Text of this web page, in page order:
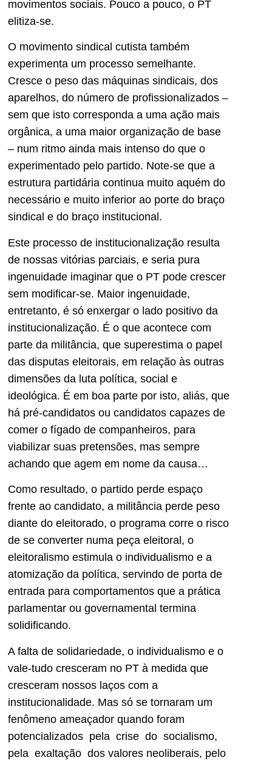
movimentos sociais. Pouco a pouco, o PT
elitiza-se.
O movimento sindical cutista também
experimenta um processo semelhante.
Cresce o peso das máquinas sindicais, dos
aparelhos, do número de profissionalizados –
sem que isto corresponda a uma ação mais
orgânica, a uma maior organização de base
– num ritmo ainda mais intenso do que o
experimentado pelo partido. Note-se que a
estrutura partidária continua muito aquém do
necessário e muito inferior ao porte do braço
sindical e do braço institucional.
Este processo de institucionalização resulta
de nossas vitórias parciais, e seria pura
ingenuidade imaginar que o PT pode crescer
sem modificar-se. Maior ingenuidade,
entretanto, é só enxergar o lado positivo da
institucionalização. É o que acontece com
parte da militância, que superestima o papel
das disputas eleitorais, em relação às outras
dimensões da luta política, social e
ideológica. É em boa parte por isto, aliás, que
há pré-candidatos ou candidatos capazes de
comer o fígado de companheiros, para
viabilizar suas pretensões, mas sempre
achando que agem em nome da causa…
Como resultado, o partido perde espaço
frente ao candidato, a militância perde peso
diante do eleitorado, o programa corre o risco
de se converter numa peça eleitoral, o
eleitoralismo estimula o individualismo e a
atomização da política, servindo de porta de
entrada para comportamentos que a prática
parlamentar ou governamental termina
solidificando.
A falta de solidariedade, o individualismo e o
vale-tudo cresceram no PT à medida que
cresceram nossos laços com a
institucionalidade. Mas só se tornaram um
fenômeno ameaçador quando foram
potencializados pela crise do socialismo,
pela exaltação dos valores neoliberais, pelo